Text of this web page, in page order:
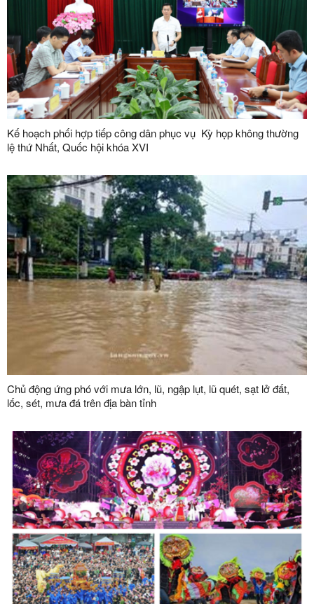
Kế hoạch phối hợp tiếp công dân phục vụ Kỳ họp không thường
lệ thứ Nhất, Quốc hội khóa XVI
Chủ động ứng phó với mưa lớn, lũ, ngập lụt, lũ quét, sạt lở đất,
lốc, sét, mưa đá trên địa bàn tỉnh